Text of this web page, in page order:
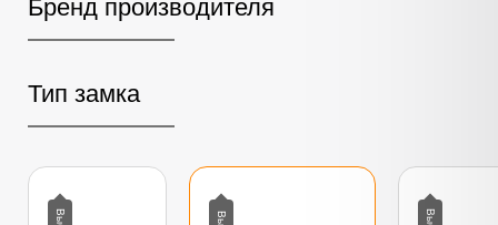
Бренд производителя
Тип замка